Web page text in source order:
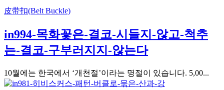
皮带扣(Belt Buckle)
in994-목화꽃은-결코-시들지-않고-척추
는-결코-구부러지지-않는다
10월에는 한국에서 ‘개천절’이라는 명절이 있습니다. 5,00...